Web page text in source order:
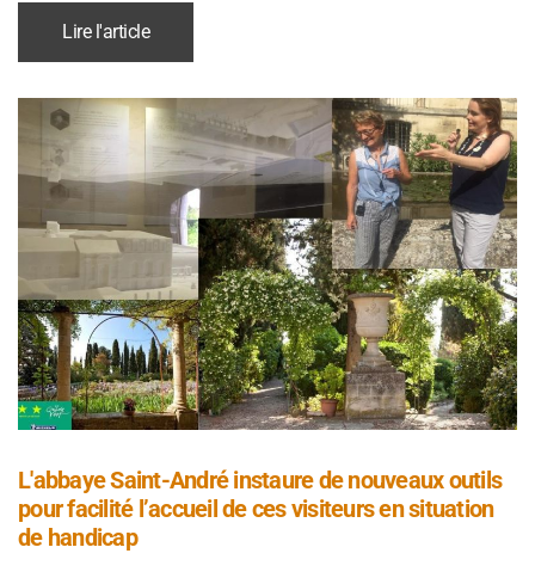
Lire l'article
L'abbaye Saint-André instaure de nouveaux outils
pour facilité l’accueil de ces visiteurs en situation
de handicap